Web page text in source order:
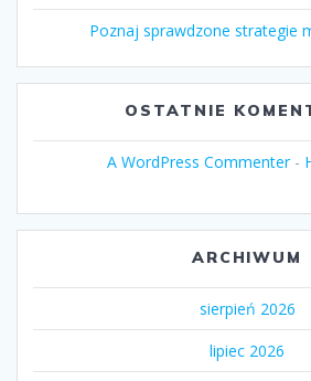
Poznaj sprawdzone strategie
OSTATNIE
A WordPress Commenter-
ARCHIWUM
sierpień 2026
lipiec 2026